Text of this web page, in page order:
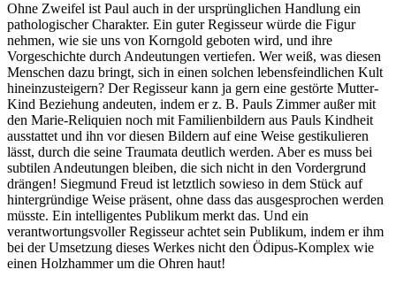
Ohne Zweifel ist Paul auch in der ursprünglichen Handlung ein
pathologischer Charakter. Ein guter Regisseur würde die Figur
nehmen, wie sie uns von Korngold geboten wird, und ihre
Vorgeschichte durch Andeutungen vertiefen. Wer weiß, was diesen
Menschen dazu bringt, sich in einen solchen lebensfeindlichen Kult
hineinzusteigern? Der Regisseur kann ja gern eine gestörte Mutter-
Kind Beziehung andeuten, indem er z. B. Pauls Zimmer außer mit
den Marie-Reliquien noch mit Familienbildern aus Pauls Kindheit
ausstattet und ihn vor diesen Bildern auf eine Weise gestikulieren
lässt, durch die seine Traumata deutlich werden. Aber es muss bei
subtilen Andeutungen bleiben, die sich nicht in den Vordergrund
drängen! Siegmund Freud ist letztlich sowieso in dem Stück auf
hintergründige Weise präsent, ohne dass das ausgesprochen werden
müsste. Ein intelligentes Publikum merkt das. Und ein
verantwortungsvoller Regisseur achtet sein Publikum, indem er ihm
bei der Umsetzung dieses Werkes nicht den Ödipus-Komplex wie
einen Holzhammer um die Ohren haut!